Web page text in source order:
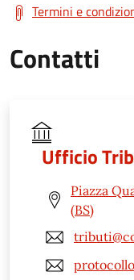
Termini e
Contatti
Ufficio
Piazza
(BS)